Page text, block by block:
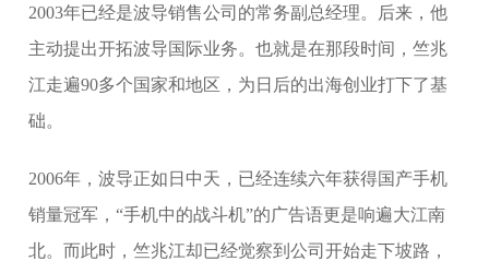
2003年已经是波导销售公司的常务副总经理。后来，他
主动提出开拓波导国际业务。也就是在那段时间，竺兆
江走遍90多个国家和地区，为日后的出海创业打下了基
础。
2006年，波导正如日中天，已经连续六年获得国产手机
销量冠军，“手机中的战斗机”的广告语更是响遍大江南
北。而此时，竺兆江却已经觉察到公司开始走下坡路，